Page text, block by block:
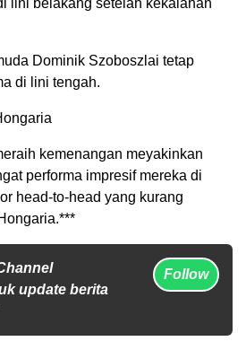
lini belakang setelah kekalahan
Dominik Szoboszlai tetap
di lini tengah.
kemenangan meyakinkan
performa impresif mereka di
head-to-head yang kurang
update berita
Follow